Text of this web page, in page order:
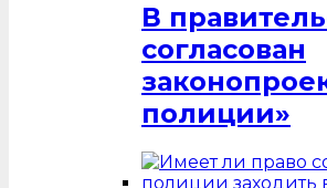
В
согласован
полиции»